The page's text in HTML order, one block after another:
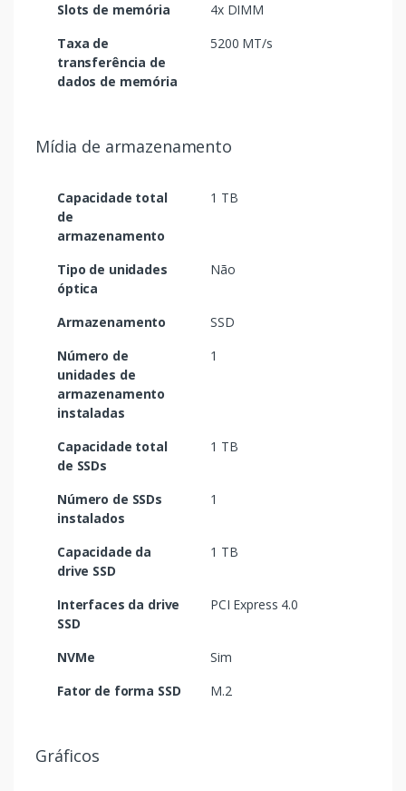
Slots de memória
4x DIMM
Taxa de
transferência de
dados de memória
5200 MT/s
Mídia de armazenamento
Capacidade total
de
armazenamento
1 TB
Tipo de unidades
óptica
Não
Armazenamento
SSD
Número de
unidades de
armazenamento
instaladas
1
Capacidade total
de SSDs
1 TB
Número de SSDs
instalados
1
Capacidade da
drive SSD
1 TB
Interfaces da drive
SSD
PCI Express 4.0
NVMe
Sim
Fator de forma SSD
M.2
Gráficos